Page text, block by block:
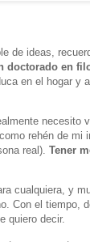
de ideas,
doctorado en
en el hogar y
necesito
rehén de mi
real). Tener
cualquiera, y
Con el tiempo,
quiero decir.